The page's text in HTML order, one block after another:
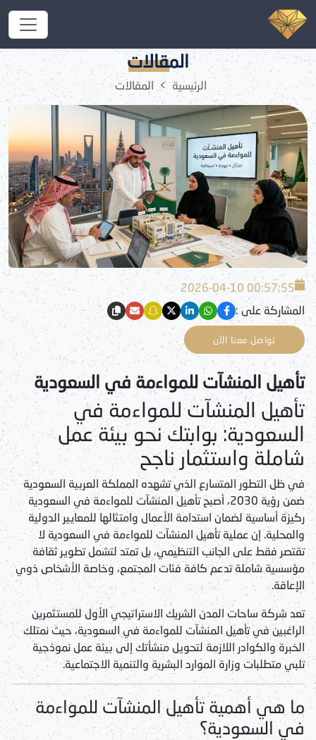
تأهيل المنشآت للمواءمة في السعودية: بوابتك نحو بيئة عمل شاملة
واستثمار ناجح
المقالات
الرئيسية المقالات
2026-04-10 00:57:55
المشاركة على :
تواصل معنا الآن
تأهيل المنشآت للمواءمة في السعودية
تأهيل المنشآت للمواءمة في
السعودية: بوابتك نحو بيئة عمل
شاملة واستثمار ناجح
في ظل التطور المتسارع الذي تشهده المملكة العربية السعودية
ضمن رؤية 2030، أصبح
تأهيل المنشآت للمواءمة في السعودية
ركيزة أساسية لضمان استدامة الأعمال وامتثالها للمعايير الدولية
والمحلية. إن عمليةتأهيل المنشآت للمواءمة في السعودية لا
تقتصر فقط على الجانب التنظيمي، بل تمتد لتشمل تطوير ثقافة
مؤسسية شاملة تدعم كافة فئات المجتمع، وخاصة الأشخاص ذوي
الإعاقة.
تعد شركة ساحات المدن الشريك الاستراتيجي الأول للمستثمرين
الراغبين فيتأهيل المنشآت للمواءمة في السعودية، حيث نمتلك
الخبرة والكوادر اللازمة لتحويل منشأتك إلى بيئة عمل نموذجية
تلبي متطلبات وزارة الموارد البشرية والتنمية الاجتماعية.
ما هي أهمية تأهيل المنشآت للمواءمة
في السعودية؟